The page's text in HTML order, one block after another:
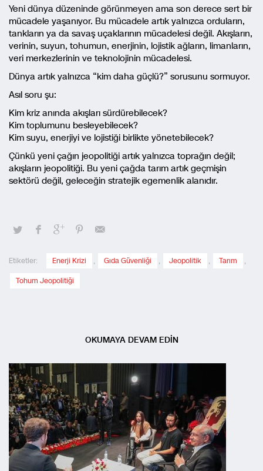
Yeni dünya düzeninde görünmeyen ama son derece sert bir
mücadele yaşanıyor. Bu mücadele artık yalnızca orduların,
tankların ya da savaş uçaklarının mücadelesi değil. Akışların,
verinin, suyun, tohumun, enerjinin, lojistik ağların, limanların,
veri merkezlerinin ve teknolojinin mücadelesi.
Dünya artık yalnızca “kim daha güçlü?” sorusunu sormuyor.
Asıl soru şu:
Kim kriz anında akışları sürdürebilecek?
Kim toplumunu besleyebilecek?
Kim suyu, enerjiyi ve lojistiği birlikte yönetebilecek?
Çünkü yeni çağın jeopolitiği artık yalnızca toprağın değil;
akışların jeopolitiği. Bu yeni çağda tarım artık geçmişin
sektörü değil, geleceğin stratejik egemenlik alanıdır.
Etiketler: Enerji Krizi , Gıda Güvenliği , Jeopolitik , Tarım ,
Tohum Jeopolitiği
OKUMAYA DEVAM EDİN